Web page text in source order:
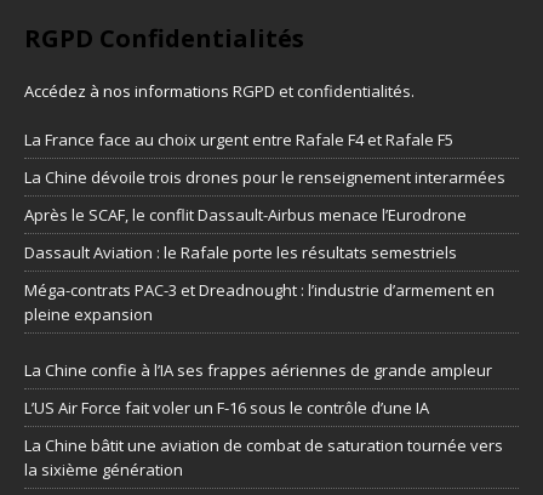
RGPD Confidentialités
Accédez à nos informations RGPD et confidentialités.
La France face au choix urgent entre Rafale F4 et Rafale F5
La Chine dévoile trois drones pour le renseignement interarmées
Après le SCAF, le conflit Dassault-Airbus menace l’Eurodrone
Dassault Aviation : le Rafale porte les résultats semestriels
Méga-contrats PAC-3 et Dreadnought : l’industrie d’armement en
pleine expansion
La Chine confie à l’IA ses frappes aériennes de grande ampleur
L’US Air Force fait voler un F-16 sous le contrôle d’une IA
La Chine bâtit une aviation de combat de saturation tournée vers
la sixième génération